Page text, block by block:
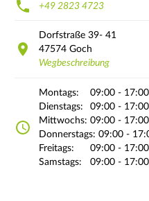
+49 2823 4723
Dorfstraße 39- 41
47574 Goch
Wegbeschreibung
Montags:
09:00 - 17:00
Dienstags:
09:00 - 17:00
Mittwochs: 09:00 - 17:00
Donnerstags: 09:00 -
Freitags:
09:00 - 17:00
Samstags:
09:00 - 17:00